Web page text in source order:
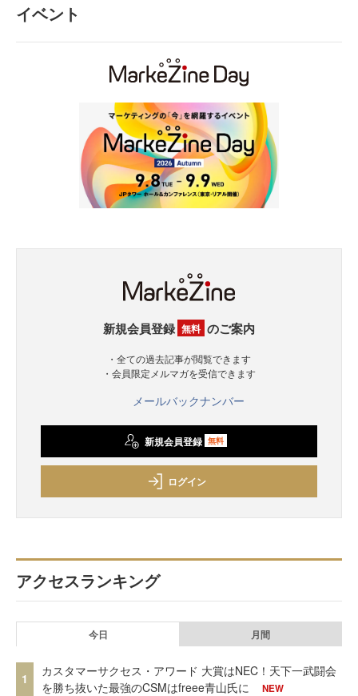
イベント
新規会員登録 無料 のご案内
・全ての過去記事が閲覧できます
・会員限定メルマガを受信できます
メールバックナンバー
新規会員登録 無料
ログイン
アクセスランキング
今日 月間
1
カスタマーサクセス・アワード 大賞はNEC！天下一武闘会
を勝ち抜いた最強のCSMはfreee青山氏に
NEW